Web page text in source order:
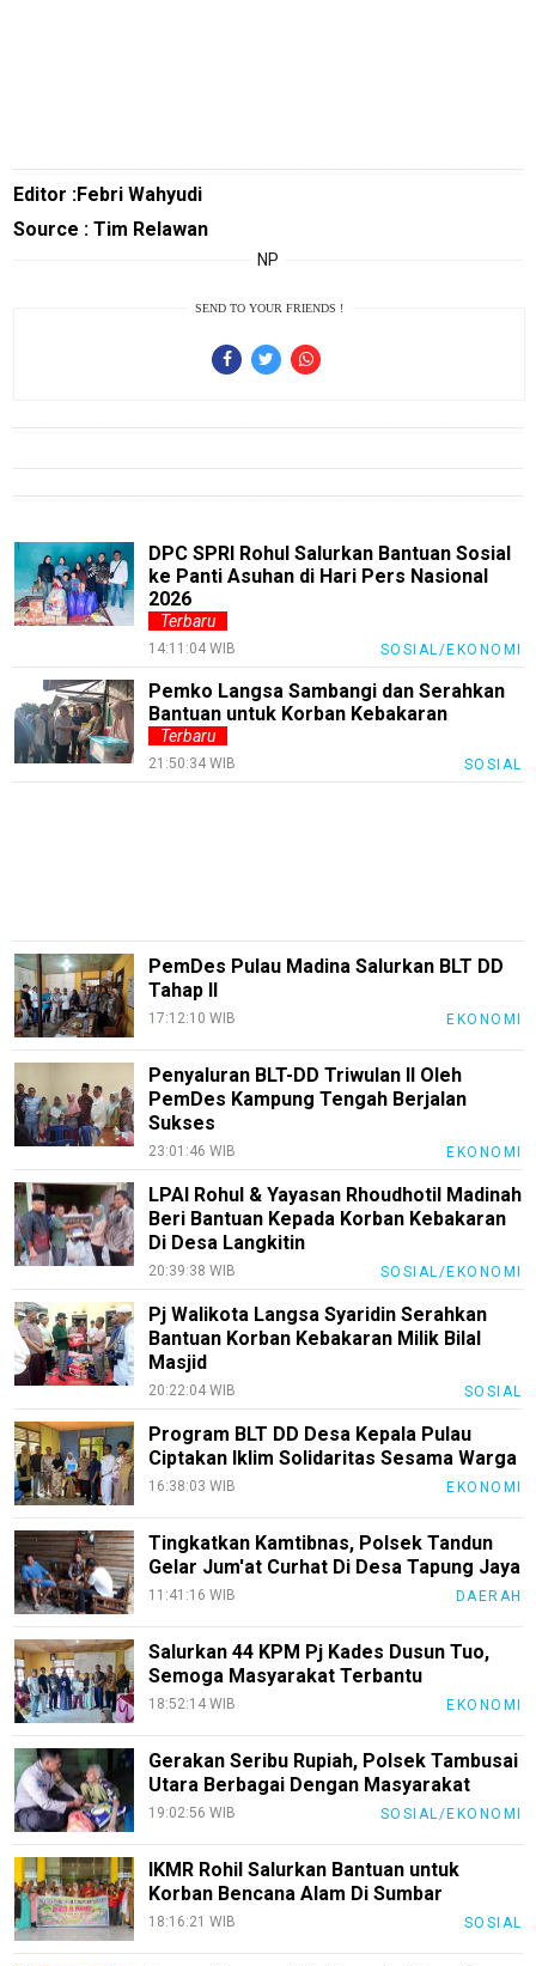
Editor :Febri Wahyudi
Source : Tim Relawan
NP
SEND TO YOUR FRIENDS !
DPC SPRI Rohul Salurkan Bantuan Sosial
ke Panti Asuhan di Hari Pers Nasional
2026
Terbaru
14:11:04 WIB SOSIAL/EKONOMI
Pemko Langsa Sambangi dan Serahkan
Bantuan untuk Korban Kebakaran
Terbaru
21:50:34 WIB SOSIAL
PemDes Pulau Madina Salurkan BLT DD
Tahap II
17:12:10 WIB EKONOMI
Penyaluran BLT-DD Triwulan II Oleh
PemDes Kampung Tengah Berjalan
Sukses
23:01:46 WIB EKONOMI
LPAI Rohul & Yayasan Rhoudhotil Madinah
Beri Bantuan Kepada Korban Kebakaran
Di Desa Langkitin
20:39:38 WIB SOSIAL/EKONOMI
Pj Walikota Langsa Syaridin Serahkan
Bantuan Korban Kebakaran Milik Bilal
Masjid
20:22:04 WIB SOSIAL
Program BLT DD Desa Kepala Pulau
Ciptakan Iklim Solidaritas Sesama Warga
16:38:03 WIB EKONOMI
Tingkatkan Kamtibnas, Polsek Tandun
Gelar Jum'at Curhat Di Desa Tapung Jaya
11:41:16 WIB DAERAH
Salurkan 44 KPM Pj Kades Dusun Tuo,
Semoga Masyarakat Terbantu
18:52:14 WIB EKONOMI
Gerakan Seribu Rupiah, Polsek Tambusai
Utara Berbagai Dengan Masyarakat
19:02:56 WIB SOSIAL/EKONOMI
IKMR Rohil Salurkan Bantuan untuk
Korban Bencana Alam Di Sumbar
18:16:21 WIB SOSIAL
Food
Sains
Finance
Edukasi
InfoTerbaru
Techno
Guide
Automotive
Trending
Smartphone
EduBudaya
EduStyle
Economy
Tekno
Recipes
Loker
InfoKepri
KuansingTerkini
Bisnis
PotensiRohil
LabuhanBatu
Info
Rohul
Nusapos
Karir
pendidikan